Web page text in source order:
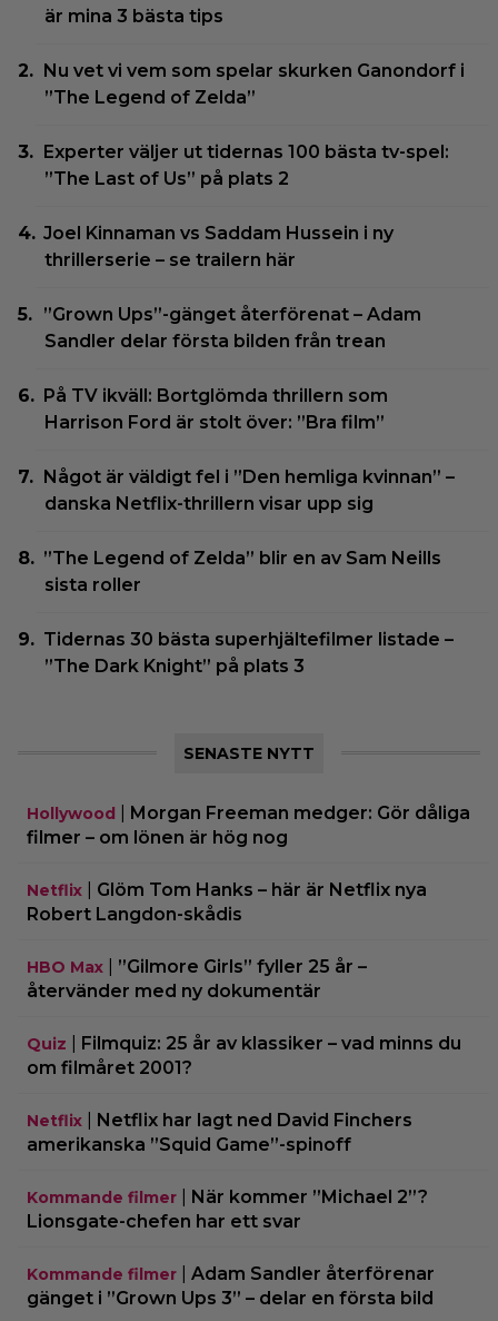
är mina 3 bästa tips
Nu vet vi vem som spelar skurken Ganondorf i
”The Legend of Zelda”
Experter väljer ut tidernas 100 bästa tv-spel:
”The Last of Us” på plats 2
Joel Kinnaman vs Saddam Hussein i ny
thrillerserie – se trailern här
”Grown Ups”-gänget återförenat – Adam
Sandler delar första bilden från trean
På TV ikväll: Bortglömda thrillern som
Harrison Ford är stolt över: ”Bra film”
Något är väldigt fel i ”Den hemliga kvinnan” –
danska Netflix-thrillern visar upp sig
”The Legend of Zelda” blir en av Sam Neills
sista roller
Tidernas 30 bästa superhjältefilmer listade –
”The Dark Knight” på plats 3
SENASTE NYTT
Hollywood
Morgan Freeman medger: Gör dåliga
filmer – om lönen är hög nog
Netflix
Glöm Tom Hanks – här är Netflix nya
Robert Langdon-skådis
HBO Max
”Gilmore Girls” fyller 25 år –
återvänder med ny dokumentär
Quiz
Filmquiz: 25 år av klassiker – vad minns du
om filmåret 2001?
Netflix
Netflix har lagt ned David Finchers
amerikanska ”Squid Game”-spinoff
Kommande filmer
När kommer ”Michael 2”?
Lionsgate-chefen har ett svar
Kommande filmer
Adam Sandler återförenar
gänget i ”Grown Ups 3” – delar en första bild